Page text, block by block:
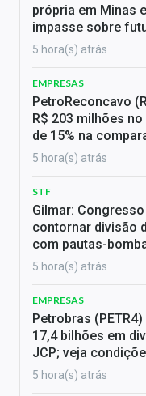
própria em Minas
impasse sobre
5 hora(s) atrás
EMPRESAS
PetroReconcavo
R$ 203 milhões no
de 15% na
5 hora(s) atrás
STF
Gilmar:
contornar divisão
com pautas-
5 hora(s) atrás
EMPRESAS
Petrobras
17,4 bilhões em
JCP; veja
5 hora(s) atrás